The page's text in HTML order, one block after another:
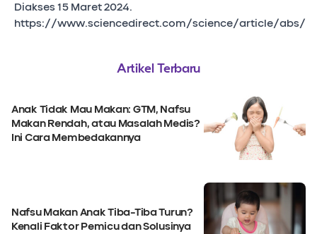
Diakses 15 Maret 2024.
https://www.sciencedirect.com/science/article/abs/
Artikel Terbaru
Anak Tidak Mau Makan: GTM, Nafsu
Makan Rendah, atau Masalah Medis?
Ini Cara Membedakannya
Nafsu Makan Anak Tiba-Tiba Turun?
Kenali Faktor Pemicu dan Solusinya